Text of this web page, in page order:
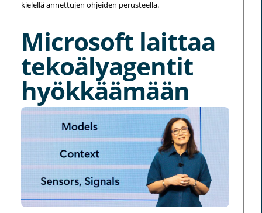
kielellä annettujen ohjeiden perusteella.
Microsoft laittaa
tekoälyagentit
hyökkäämään